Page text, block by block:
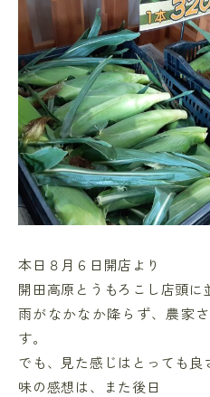
本日８月６日開店より
開田高原とうもろこし店頭に
雨がなかなか降らず、農家
す。
でも、見た感じはとっても良
味の感想は、また後日